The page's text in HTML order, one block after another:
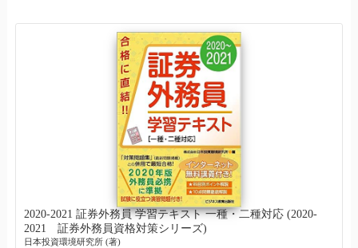
2020-2021 証券外務員 学習テキスト 一種・二種対応 (2020-
2021 証券外務員資格対策シリーズ)
日本投資環境研究所 (著)